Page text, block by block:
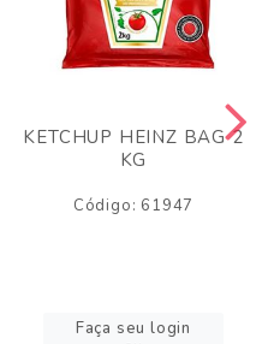
KETCHUP HEINZ BAG 2
KG
Código: 61947
Faça seu login